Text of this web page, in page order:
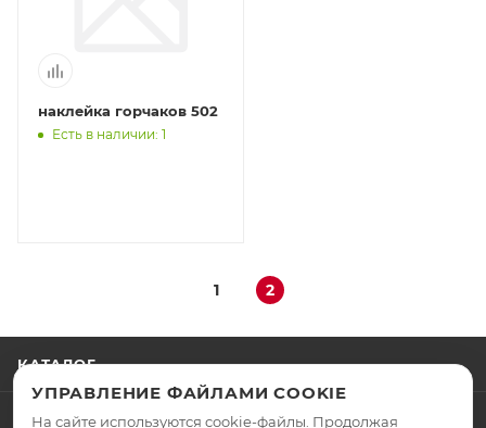
наклейка горчаков 502
Есть в наличии: 1
1 2
КАТАЛОГ
АКЦИИ
УПРАВЛЕНИЕ ФАЙЛАМИ COOKIE
На сайте используются cookie-файлы. Продолжая